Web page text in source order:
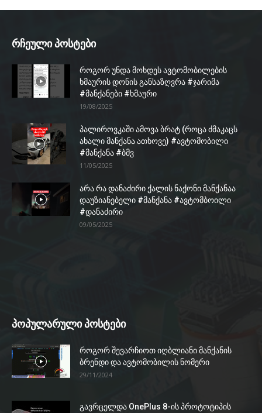
რჩეული პოსტები
როგორ უნდა მოხდეს ავტომობილების
ხმაურის დონის განსაზღვრა #ჯარიმა
#მანქანები #ხმაური
19/08/2025
პალიროვკაში ამოვა ბრატ (როცა ძმაკაცს
ახალი მანქანა ათხოვე) #ავტომობილი
#მანქანა #ბმვ
11/05/2025
არა რა დანაძირი ქალის ნაქონი მანქანაა
დაუზიანებელი #მანქანა #ავტომბოილი
#დანაძირი
09/05/2025
პოპულარული პოსტები
როგორ შევარჩიოთ იღბლიანი მანქანის
ბრენდი და ავტომობილის ნომერი
29/11/2024
გავრცელდა OnePlus 8-ის პროტოტიპის